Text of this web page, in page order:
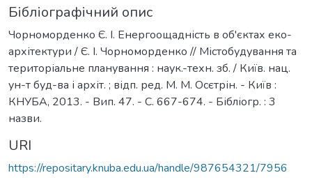
Бібліографічний опис
Чорноморденко Є. І. Енергоощадність в об'єктах еко-
архітектури / Є. І. Чорноморденко // Містобудування та
територіальне планування : наук.-техн. зб. / Київ. нац.
ун-т буд-ва і архіт. ; відп. ред. М. М. Осєтрін. - Київ :
КНУБА, 2013. - Вип. 47. - С. 667-674. - Бібліогр. : 3
назви.
URI
https://repositary.knuba.edu.ua/handle/987654321/7956